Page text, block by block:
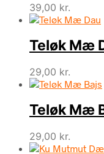
39,00 kr.
Teløk Mæ
29,00 kr.
Teløk Mæ
29,00 kr.